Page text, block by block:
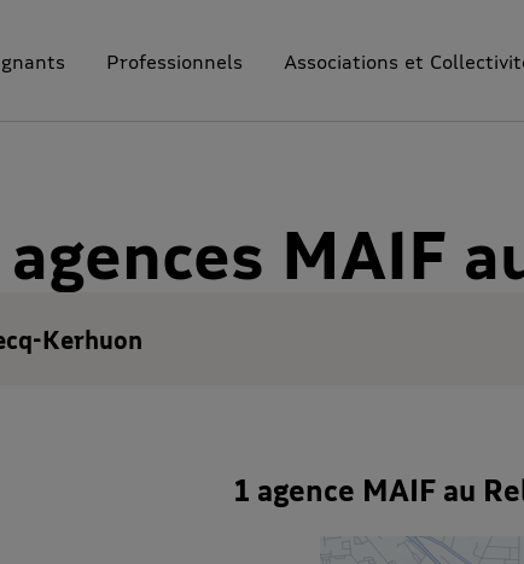
Professionnels Associations et
agences MAIF
Kerhuon
1 agence MAIF au